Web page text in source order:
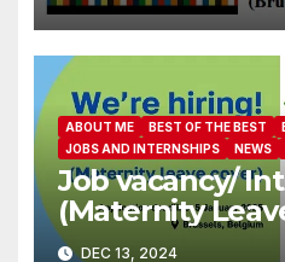
ABOUT ME BEST OF THE BEST
JOBS AND INTERNSHIPS
NEWS
Job vacancy/
(Maternity
Eastern
DEC 13, 2024